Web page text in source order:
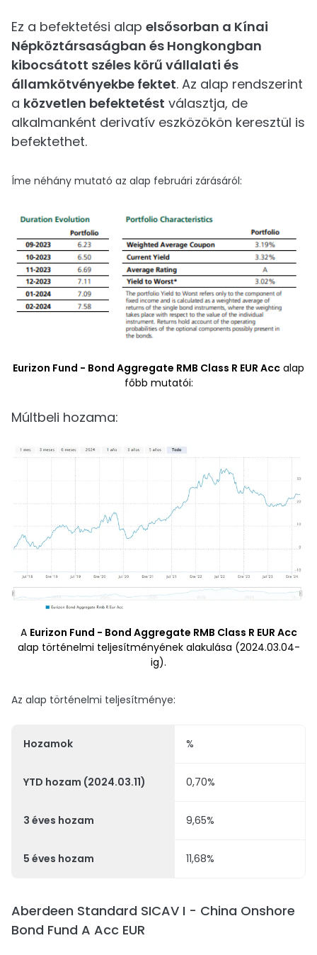
Ez a befektetési alap elsősorban a Kínai
Népköztársaságban és Hongkongban
kibocsátott széles körű vállalati és
államkötvényekbe fektet. Az alap rendszerint
a közvetlen befektetést választja, de
alkalmanként derivatív eszközökön keresztül is
befektethet.
Íme néhány mutató az alap februári zárásáról:
Eurizon Fund - Bond Aggregate RMB Class R EUR Acc alap
főbb mutatói:
Múltbeli hozama:
A Eurizon Fund - Bond Aggregate RMB Class R EUR Acc
alap történelmi teljesítményének alakulása (2024.03.04-
ig).
Az alap történelmi teljesítménye:
Hozamok %
YTD hozam (2024.03.11) 0,70%
3 éves hozam 9,65%
5 éves hozam 11,68%
Aberdeen Standard SICAV I - China Onshore
Bond Fund A Acc EUR